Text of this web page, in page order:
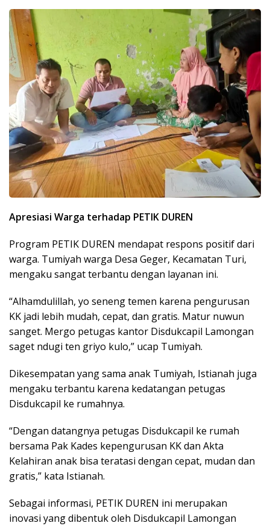
Apresiasi Warga terhadap PETIK DUREN
Program PETIK DUREN mendapat respons positif dari
warga. Tumiyah warga Desa Geger, Kecamatan Turi,
mengaku sangat terbantu dengan layanan ini.
“Alhamdulillah, yo seneng temen karena pengurusan
KK jadi lebih mudah, cepat, dan gratis. Matur nuwun
sanget. Mergo petugas kantor Disdukcapil Lamongan
saget ndugi ten griyo kulo,” ucap Tumiyah.
Dikesempatan yang sama anak Tumiyah, Istianah juga
mengaku terbantu karena kedatangan petugas
Disdukcapil ke rumahnya.
“Dengan datangnya petugas Disdukcapil ke rumah
bersama Pak Kades kepengurusan KK dan Akta
Kelahiran anak bisa teratasi dengan cepat, mudan dan
gratis,” kata Istianah.
Sebagai informasi, PETIK DUREN ini merupakan
inovasi yang dibentuk oleh Disdukcapil Lamongan